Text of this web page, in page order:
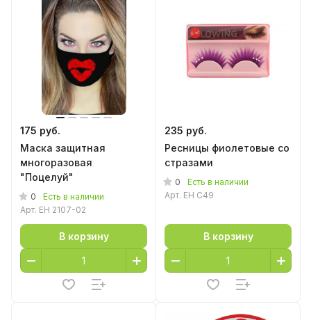
175 руб.
Маска защитная
многоразовая
"Поцелуй"
0
Есть в наличии
Арт. EH 2107-02
В корзину
235 руб.
Ресницы фиолетовые со
стразами
0
Есть в наличии
Арт. EH C49
В корзину